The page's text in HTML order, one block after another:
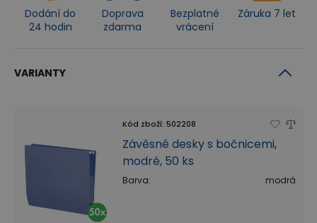
Dodání do
24 hodin
Doprava
zdarma
Bezplatné
vrácení
Záruka 7 let
VARIANTY
Kód zboží: 502208
Závěsné desky s bočnicemi,
modré, 50 ks
Barva: modrá